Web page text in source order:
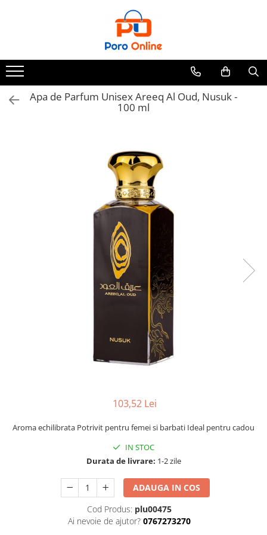
Clone
Parfum Barbati
Parfum Femei
Apa de Parfum Unisex Areeq Al Oud, Nusuk -
100 ml
103,52 Lei
Aroma echilibrata Potrivit pentru femei si barbati Ideal pentru cadou
IN STOC
Durata de livrare: 1-2 zile
ADAUGA IN COS
Cod Produs: plu00475
Ai nevoie de ajutor? 0767273270